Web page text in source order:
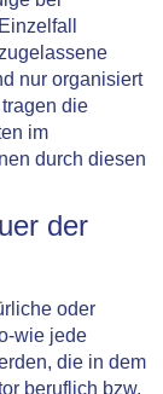
nur organisiert
die
im
durch diesen
der
oder
wie jede
die in dem
beruflich bzw.